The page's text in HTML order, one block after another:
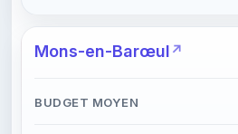
Mons-en-Barœul